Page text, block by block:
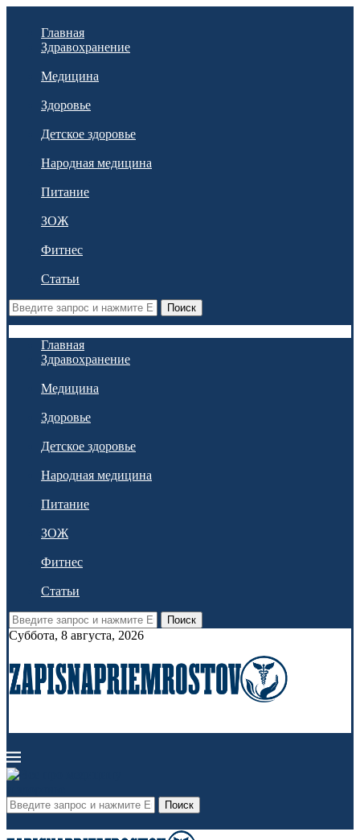
Главная
Здравохранение
Медицина
Здоровье
Детское здоровье
Народная медицина
Питание
ЗОЖ
Фитнес
Статьи
Поиск
Главная
Здравохранение
Медицина
Здоровье
Детское здоровье
Народная медицина
Питание
ЗОЖ
Фитнес
Статьи
Поиск
Суббота, 8 августа, 2026
Поиск